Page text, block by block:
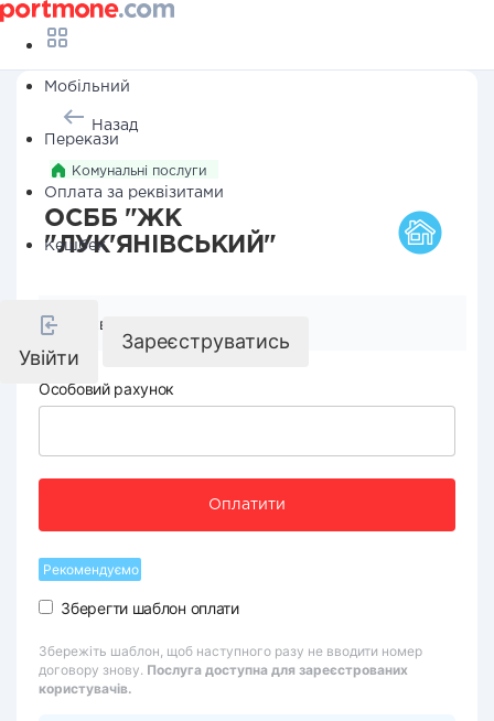
Мобільний
Перекази
Оплата за реквізитами
Кешбек
Увійти
Зареєструватись
Назад
Комунальні послуги
ОСББ "ЖК
"ЛУК'ЯНІВСЬКИЙ"
Реквізити компанії
Особовий рахунок
Оплатити
Рекомендуємо
Зберегти шаблон оплати
Збережіть шаблон, щоб наступного разу не вводити номер
договору знову. Послуга доступна для зареєстрованих
користувачів.